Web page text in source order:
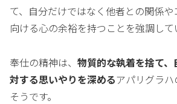
て、自分だけではなく他者との関係
向ける心の余裕を持つことを強調して
奉仕の精神は、 物質的な執着を捨て
対する思いやりを深めるアパリグラ
そうです。